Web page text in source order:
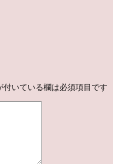
付いている欄は必須項目です